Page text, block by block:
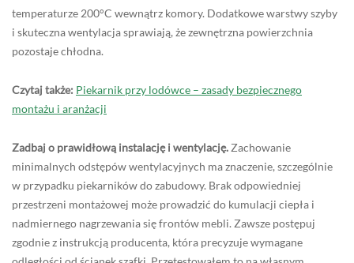
temperaturze 200°C wewnątrz komory. Dodatkowe warstwy szyby
i skuteczna wentylacja sprawiają, że zewnętrzna powierzchnia
pozostaje chłodna.
Czytaj także: Piekarnik przy lodówce – zasady bezpiecznego
montażu i aranżacji
Zadbaj o prawidłową instalację i wentylację. Zachowanie
minimalnych odstępów wentylacyjnych ma znaczenie, szczególnie
w przypadku piekarników do zabudowy. Brak odpowiedniej
przestrzeni montażowej może prowadzić do kumulacji ciepła i
nadmiernego nagrzewania się frontów mebli. Zawsze postępuj
zgodnie z instrukcją producenta, która precyzuje wymagane